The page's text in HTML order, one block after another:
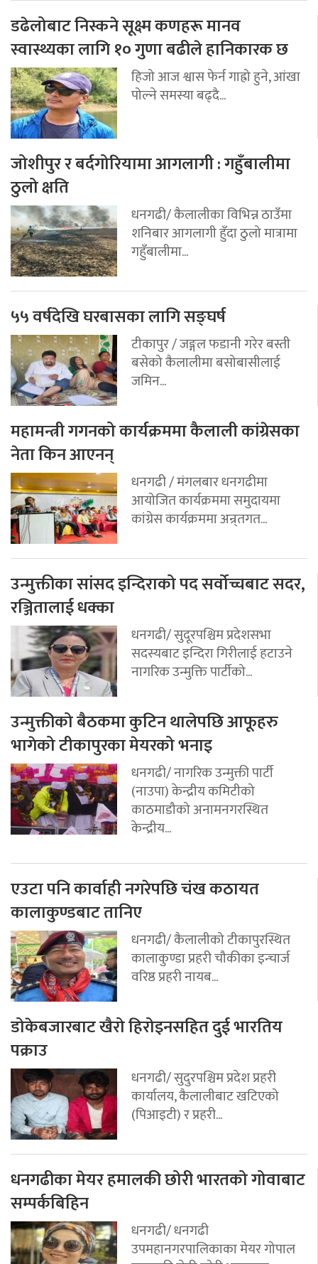
डढेलोबाट निस्कने सूक्ष्म कणहरू मानव
स्वास्थ्यका लागि १० गुणा बढीले हानिकारक छ
हिजो आज श्वास फेर्न गाह्रो हुने, आंखा
पोल्ने समस्या बढ्दै...
जोशीपुर र बर्दगोरियामा आगलागी : गहुँबालीमा
ठुलो क्षति
धनगढी/ कैलालीका विभिन्न ठाउँमा
शनिबार आगलागी हुँदा ठुलो मात्रामा
गहुँबालीमा...
५५ वर्षदेखि घरबासका लागि सङ्घर्ष
टीकापुर / जङ्गल फडानी गरेर बस्ती
बसेको कैलालीमा बसोबासीलाई
जमिन...
महामन्त्री गगनको कार्यक्रममा कैलाली कांग्रेसका
नेता किन आएनन्
धनगढी / मंगलबार धनगढीमा
आयोजित कार्यक्रममा समुदायमा
कांग्रेस कार्यक्रममा अन्र्तगत...
उन्मुक्तीका सांसद इन्दिराको पद सर्वोच्चबाट सदर,
रञ्जितालाई धक्का
धनगढी/ सुदूरपश्चिम प्रदेशसभा
सदस्यबाट इन्दिरा गिरीलाई हटाउने
नागरिक उन्मुक्ति पार्टीको...
उन्मुक्तीको बैठकमा कुटिन थालेपछि आफूहरु
भागेको टीकापुरका मेयरको भनाइ
धनगढी/ नागरिक उन्मुक्ती पार्टी
(नाउपा) केन्द्रीय कमिटीको
काठमाडौको अनामनगरस्थित
केन्द्रीय...
एउटा पनि कार्वाही नगरेपछि चंख कठायत
कालाकुण्डबाट तानिए
धनगढी/ कैलालीको टीकापुरस्थित
कालाकुण्डा प्रहरी चौकीका इन्चार्ज
वरिष्ठ प्रहरी नायब...
डोकेबजारबाट खैरो हिरोइनसहित दुई भारतिय
पक्राउ
धनगढी/ सुदुरपश्चिम प्रदेश प्रहरी
कार्यालय, कैलालीबाट खटिएको
(पिआइटी) र प्रहरी...
धनगढीका मेयर हमालकी छोरी भारतको गोवाबाट
सम्पर्कबिहिन
धनगढी/ धनगढी
उपमहानगरपालिकाका मेयर गोपाल